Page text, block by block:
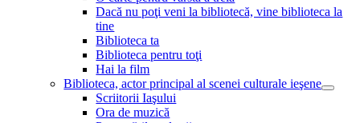
Dacă nu poţi veni la bibliotecă, vine biblioteca la
tine
Biblioteca ta
Biblioteca pentru toţi
Hai la film
Biblioteca, actor principal al scenei culturale ieşene
Scriitorii Iaşului
Ora de muzică